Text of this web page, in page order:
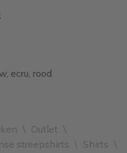
ecru, rood
\ Outlet \
streepshirts \ Shirts \